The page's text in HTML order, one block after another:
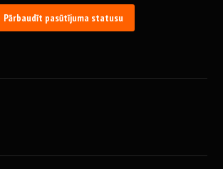
Pārbaudīt pasūtījuma statusu